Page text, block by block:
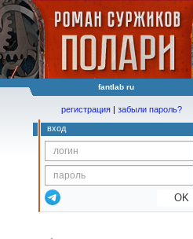
fantlab ru
регистрация | забыли пароль?
вход
OK